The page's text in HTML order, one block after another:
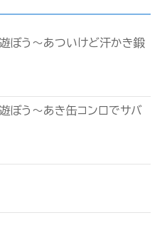
ぼう〜あついけど汗かき鍛
ぼう〜あき缶コンロでサバ